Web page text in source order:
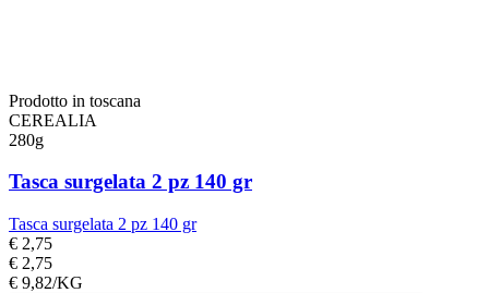
Prodotto in toscana
CEREALIA
280g
Tasca surgelata 2 pz 140 gr
Tasca surgelata 2 pz 140 gr
€ 2,75
€ 2,75
€ 9,82/KG